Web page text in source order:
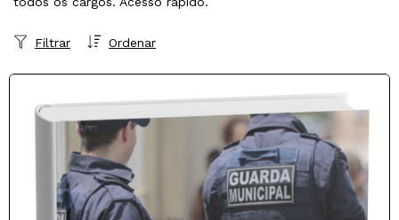
Ordenar
Filtrar